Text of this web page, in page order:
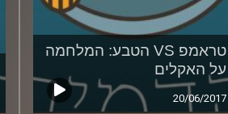
טראמפ VS הטבע: המלחמה
על האקלים
20/06/2017